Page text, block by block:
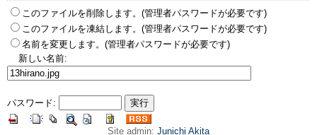
このファイルを削除します。(管理者パスワードが必要です)
このファイルを凍結します。(管理者パスワードが必要です)
名前を変更します。(管理者パスワードが必要です)
新しい名前:
パスワード:
Site admin: Junichi Akita